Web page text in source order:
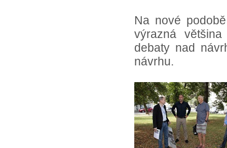
Na nové
výrazná
debaty nad
návrhu.